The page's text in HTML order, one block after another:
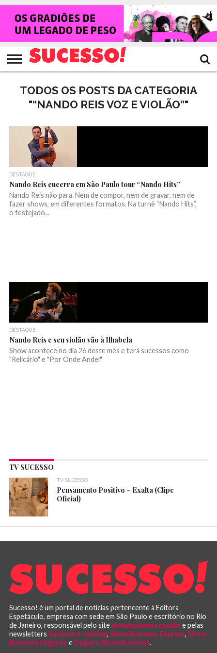
HOME
NOTÍCIAS
SHOWS
ENTREVISTAS
CLIQUES
RANKING
CROWLEY
TV
SUCESSO!
REVISTA
SUCESSO!
TODOS OS POSTS DA CATEGORIA
"“NANDO REIS VOZ E VIOLÃO”"
DESTAQUE
Nando Reis encerra em São Paulo tour “Nando Hits”
Nando Reis não para. Nem de compor, nem de gravar, nem de
fazer shows, em diferentes formatos. Na turnê “Nando Hits”,
o festejado...
DESTAQUE
Nando Reis e seu violão vão à Ilhabela
Show acontece no dia 26 deste mês e terá sucessos como
"Relicário" e "Por Onde Andei"
TV SUCESSO
TV SUCESSO
Pensamento Positivo – Exalta (Clipe
Oficial)
Sucesso! é um portal de notícias pertencente à Editora
Espetáculo, empresa com sede em São Paulo e escritório no Rio
de Janeiro, responsável pelo site showbusiness.com.bre pelas
newsletters Sucesso e-mailing, Show Business Express, Show
Business Urgentee Disparo Show Business.